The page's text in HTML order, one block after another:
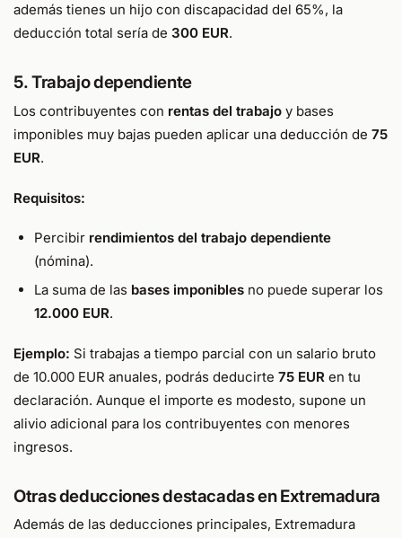
además tienes un hijo con discapacidad del 65%, la
deducción total sería de 300 EUR.
5. Trabajo dependiente
Los contribuyentes con rentas del trabajo y bases
imponibles muy bajas pueden aplicar una deducción de 75
EUR.
Requisitos:
Percibir rendimientos del trabajo dependiente
(nómina).
La suma de las bases imponiblesno puede superar los
12.000 EUR.
Ejemplo: Si trabajas a tiempo parcial con un salario bruto
de 10.000 EUR anuales, podrás deducirte 75 EUR en tu
declaración. Aunque el importe es modesto, supone un
alivio adicional para los contribuyentes con menores
ingresos.
Otras deducciones destacadas en Extremadura
Además de las deducciones principales, Extremadura